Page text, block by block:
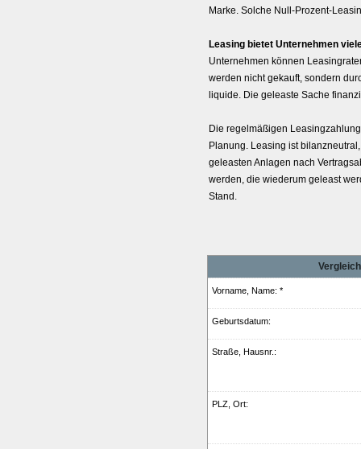
Marke. Solche Null-Prozent-
Leasing bietet Unternehmen
Unternehmen können
werden nicht gekauft, sondern
liquide. Die geleaste Sache
Die regelmäßigen
Planung. Leasing ist
geleasten Anlagen nach
werden, die wiederum geleast
Stand.
Vorname, Name: *
Geburts­datum:
Straße, Hausnr.:
PLZ, Ort: